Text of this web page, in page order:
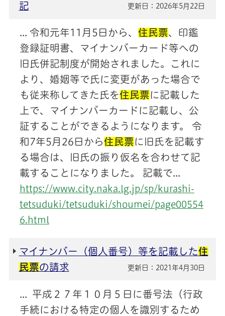
記
更新日：2026年5月22日
... 令和元年11月5日から、 住民票、印鑑
登録証明書、マイナンバーカード等への
旧氏併記制度が開始されました。これに
より、婚姻等で氏に変更があった場合で
も従来称してきた氏を住民票に記載した
上で、マイナンバーカードに記載し、公
証することができるようになります。 令
和7年5月26日から住民票に旧氏を記載す
る場合は、旧氏の振り仮名を合わせて記
載することになりました。 記載で...
https://www.city.naka.lg.jp/sp/kurashi-
tetsuduki/tetsuduki/shoumei/page00554
6.html
マイナンバー（個人番号）等を記載した住
民票の請求 更新日：2021年4月30日
... 平成２７年１０月５日に番号法（行政
手続における特定の個人を識別するため